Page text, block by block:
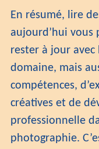
En résumé, lire
aujourd’hui vous
rester à jour
domaine, mais
compétences,
créatives et de
professionnelle
photographie.